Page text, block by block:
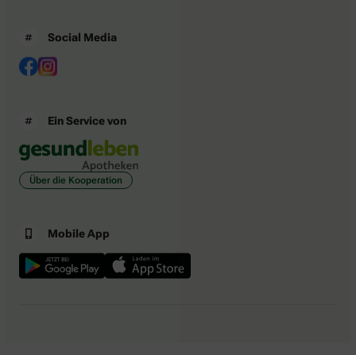
Social Media
Ein Service von
Über die Kooperation
Mobile App